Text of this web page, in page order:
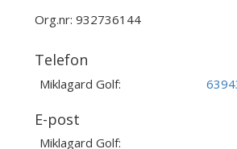
Org.nr: 932736144
Telefon
Miklagard Golf:
E-post
Miklagard Golf: